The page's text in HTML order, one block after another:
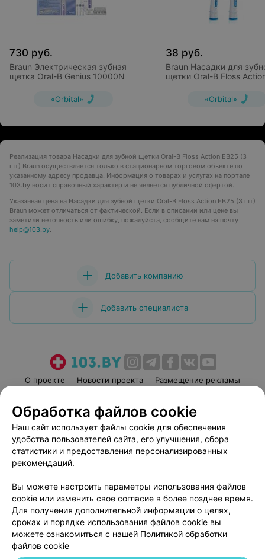
730 руб.
Braun Электрическая зубная
щетка Oral-B Genius 10000N
«Orbital»
38 руб.
Braun Насадки для
щетки Oral-B Floss
«Orbital»
Реализация товара Насадки для зубной щетки Oral-B Floss Action EB25 (3
шт) Braun осуществляется только в стационарном торговом объекте по
указанному адресу продавца. Информация о товарах и услугах на портале
103.by носит справочный характер и не является публичной офертой.
Указанная цена на Насадки для зубной щетки Oral-B Floss Action EB25 (3 шт)
Braun может отличаться от фактической. Если в описании или цене вы
заметили неточность или ошибку, пожалуйста, сообщите нам на почту
help@103.by.
Добавить компанию
Добавить специалиста
О проекте Новости проекта
Размещение рекламы
Пользовательское соглашение
Способы оплаты
Вакансии
Партнеры
Написать руководителю 103.by
Обработка персональных данных
Обработка файлов cookie
Наш сайт использует файлы cookie для обеспечения
удобства пользователей сайта, его улучшения, сбора
статистики и предоставления персонализированных
рекомендаций.
Вы можете настроить параметры использования файлов
cookie или изменить свое согласие в более позднее время.
Для получения дополнительной информации о целях,
сроках и порядке использования файлов cookie вы
можете ознакомиться с нашей Политикой обработки
файлов cookie